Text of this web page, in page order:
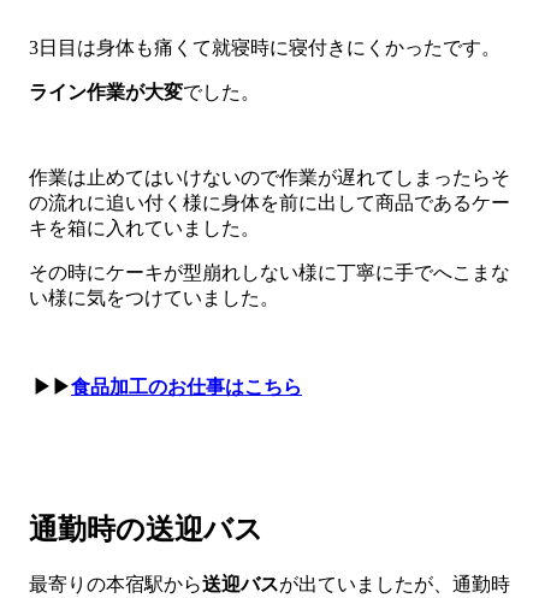
3日目は身体も痛くて就寝時に寝付きにくかったです。
ライン作業が大変でした。
作業は止めてはいけないので作業が遅れてしまったらそ
の流れに追い付く様に身体を前に出して商品であるケー
キを箱に入れていました。
その時にケーキが型崩れしない様に丁寧に手でへこまな
い様に気をつけていました。
▶▶食品加工のお仕事はこちら
通勤時の送迎バス
最寄りの本宿駅から送迎バスが出ていましたが、通勤時